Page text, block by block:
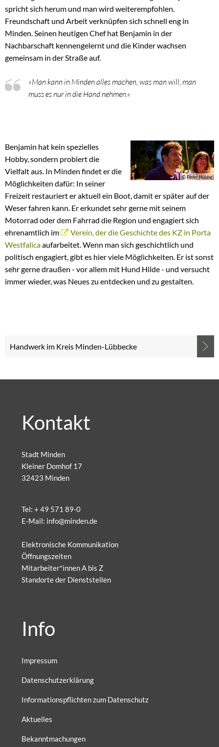
spricht sich herum und man wird weiterempfohlen.
Freundschaft und Arbeit verknüpfen sich schnell eng in
Minden. Seinen heutigen Chef hat Benjamin in der
Nachbarschaft kennengelernt und die Kinder wachsen
gemeinsam in der Straße auf.
»Man kann in Minden alles machen, was man will, man
muss es nur in die Hand nehmen.«
© Peter Hübbe
Benjamin hat kein spezielles
Hobby, sondern probiert die
Vielfalt aus. In Minden findet er die
Möglichkeiten dafür: In seiner
Freizeit restauriert er aktuell ein Boot, damit er später auf der
Weser fahren kann. Er erkundet sehr gerne mit seinem
Motorrad oder dem Fahrrad die Region und engagiert sich
ehrenamtlich im
Verein, der die Geschichte des KZ in Porta
Westfalicaaufarbeitet. Wenn man sich geschichtlich und
politisch engagiert, gibt es hier viele Möglichkeiten. Er ist sonst
sehr gerne draußen - vor allem mit Hund Hilde - und versucht
immer wieder, was Neues zu entdecken und zu gestalten.
Handwerk im Kreis Minden-Lübbecke
Kontakt
Stadt Minden
Kleiner Domhof 17
32423 Minden
Tel: + 49 571 89-0
E-Mail: info@minden.de
Elektronische Kommunikation
Öffnungszeiten
Mitarbeiter*innen A bis Z
Standorte der Dienststellen
Info
Impressum
Datenschutzerklärung
Informationspflichten zum Datenschutz
Aktuelles
Bekanntmachungen